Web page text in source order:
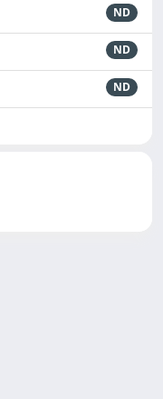
ND
ND
ND